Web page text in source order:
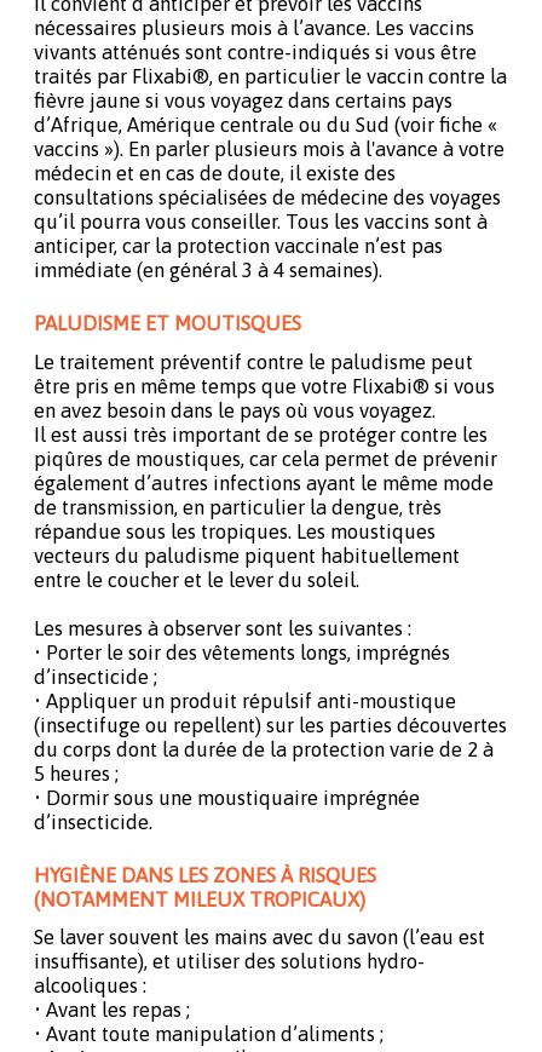
nécessaires plusieurs mois à l’avance. Les vaccins
vivants atténués sont contre-indiqués si vous être
traités par Flixabi®, en particulier le vaccin contre la
fièvre jaune si vous voyagez dans certains pays
d’Afrique, Amérique centrale ou du Sud (voir fiche «
vaccins »). En parler plusieurs mois à l'avance à votre
médecin et en cas de doute, il existe des
consultations spécialisées de médecine des voyages
qu’il pourra vous conseiller. Tous les vaccins sont à
anticiper, car la protection vaccinale n’est pas
immédiate (en général 3 à 4 semaines).
PALUDISME ET MOUTISQUES
Le traitement préventif contre le paludisme peut
être pris en même temps que votre Flixabi® si vous
en avez besoin dans le pays où vous voyagez.
Il est aussi très important de se protéger contre les
piqûres de moustiques, car cela permet de prévenir
également d’autres infections ayant le même mode
de transmission, en particulier la dengue, très
répandue sous les tropiques. Les moustiques
vecteurs du paludisme piquent habituellement
entre le coucher et le lever du soleil.
Les mesures à observer sont les suivantes :
• Porter le soir des vêtements longs, imprégnés
d’insecticide ;
• Appliquer un produit répulsif anti-moustique
(insectifuge ou repellent) sur les parties découvertes
du corps dont la durée de la protection varie de 2 à
5 heures ;
• Dormir sous une moustiquaire imprégnée
d’insecticide.
HYGIÈNE DANS LES ZONES À RISQUES
(NOTAMMENT MILEUX TROPICAUX)
Se laver souvent les mains avec du savon (l’eau est
insuffisante), et utiliser des solutions hydro-
alcooliques :
• Avant les repas ;
• Avant toute manipulation d’aliments ;